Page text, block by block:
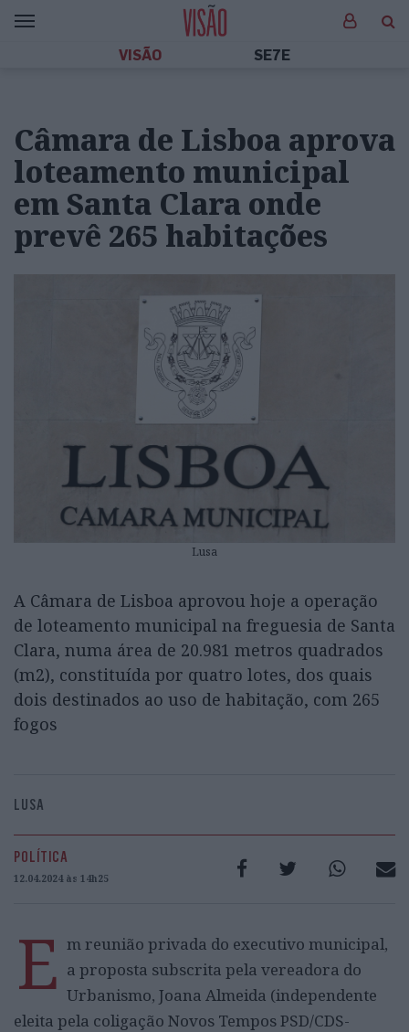
VISÃO SE7E
Câmara de Lisboa aprova
loteamento municipal
em Santa Clara onde
prevê 265 habitações
Lusa
A Câmara de Lisboa aprovou hoje a operação
de loteamento municipal na freguesia de Santa
Clara, numa área de 20.981 metros quadrados
(m2), constituída por quatro lotes, dos quais
dois destinados ao uso de habitação, com 265
fogos
LUSA
POLÍTICA
12.04.2024 às 14h25
E m reunião privada do executivo municipal,
a proposta subscrita pela vereadora do
Urbanismo, Joana Almeida (independente
eleita pela coligação Novos Tempos PSD/CDS-